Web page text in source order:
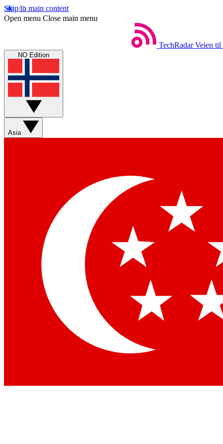
Skip to main content
Open menu Close main menu
TechRadar Veien til
NO Edition
Asia